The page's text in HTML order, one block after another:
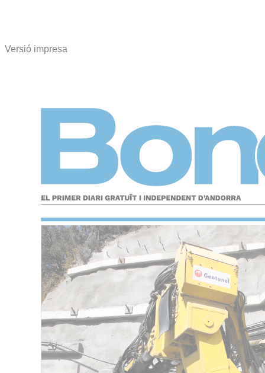
Versió impresa